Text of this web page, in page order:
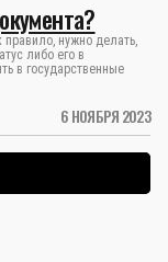
6 НОЯБРЯ 2023
нужно делать,
либо его в
в государственные